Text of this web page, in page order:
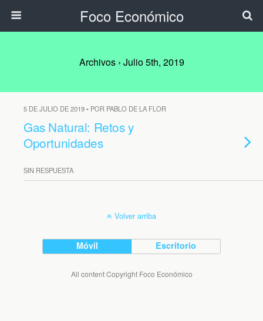
Foco Económico
Archivos › Julio 5th, 2019
5 DE JULIO DE 2019 • POR PABLO DE LA FLOR
Gas Natural: Retos y
Oportunidades
SIN RESPUESTA
Volver arriba
Móvil Escritorio
All content Copyright Foco Económico